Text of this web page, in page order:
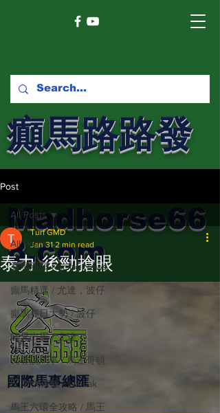
癲馬路路發
馬網
Madhorse66
8.com
國際​馬事總匯
Post
All Posts
賽馬新聞 Racing News
癲馬精選 / 尤達，波仔
癲馬賽日大勢 / 波仔
師兄出馬 / 尤達
戈登說馬事 / 馬王哥頓
三 T 大茶飯 / LakLak
馬王六環全攻略 / 馬王
All Posts
泰力 後勁搶眼
Turf GMD
Jan 31 2 min read